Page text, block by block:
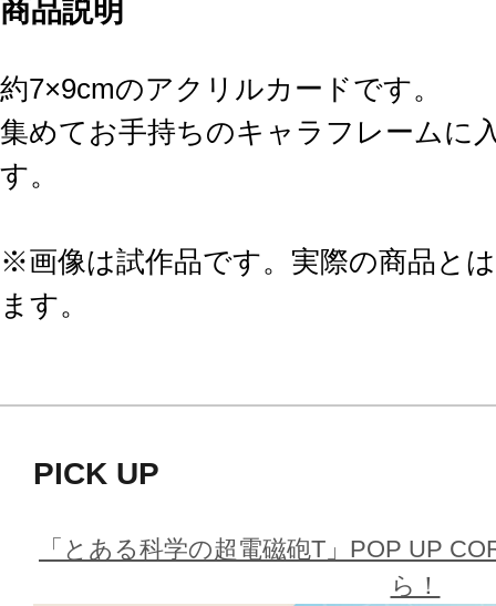
商品説明
約7×9cmのアクリルカードです。
集めてお手持ちのキャラフレームに
す。
※画像は試作品です。実際の商品と
ます。
PICK UP
「とある科学の超電磁砲T」POP UP
ら！